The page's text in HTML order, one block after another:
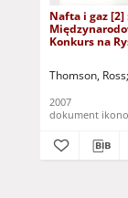
Nafta i gaz
Konkurs na
Thomson, Ross
2007
dokument